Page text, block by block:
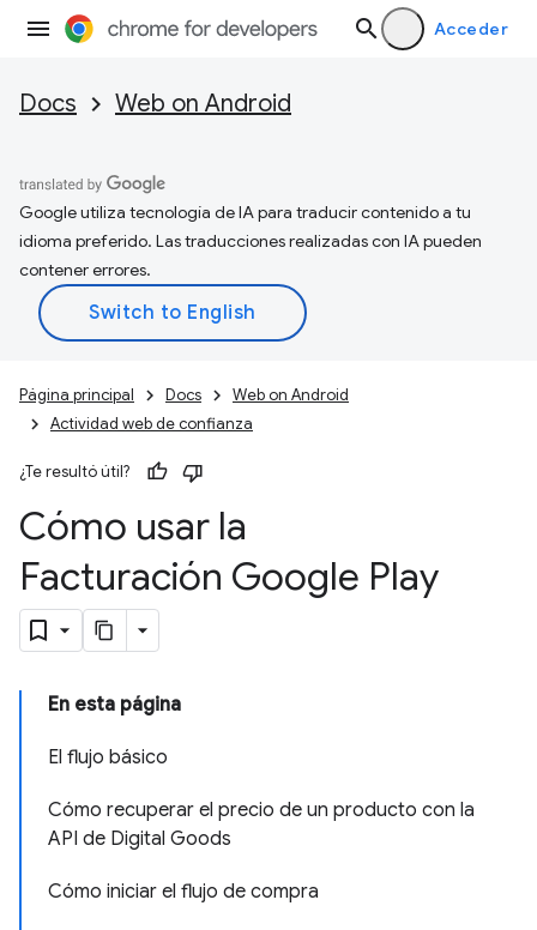
Acceder
Docs Web on Android
Google utiliza tecnología de IA para traducir contenido a tu
idioma preferido. Las traducciones realizadas con IA pueden
contener errores.
Página principal Docs
Web on Android
Actividad web de confianza
¿Te resultó útil?
Cómo usar la
Facturación Google Play
En esta página
El flujo básico
Cómo recuperar el precio de un producto con la
API de Digital Goods
Cómo iniciar el flujo de compra